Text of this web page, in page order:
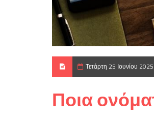
Τετάρτη 25 Ιουνίου
Ποια